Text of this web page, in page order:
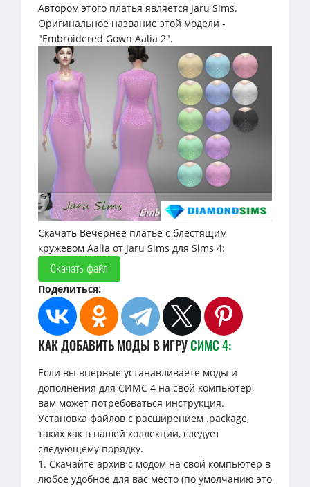
Автором этого платья является Jaru Sims.
Оригинальное название этой модели -
"Embroidered Gown Aalia 2".
Скачать Вечернее платье с блестящим
кружевом Aalia от Jaru Sims для Sims 4:
Скачать файл
Поделиться:
КАК ДОБАВИТЬ МОДЫ В ИГРУСИМС 4:
Если вы впервые устанавливаете моды и
дополнения для СИМС 4 на свой компьютер,
вам может потребоваться инструкция.
Установка файлов с расширением .package,
таких как в нашей коллекции, следует
следующему порядку.
1. Скачайте архив с модом на свой компьютер в
любое удобное для вас место (по умолчанию это